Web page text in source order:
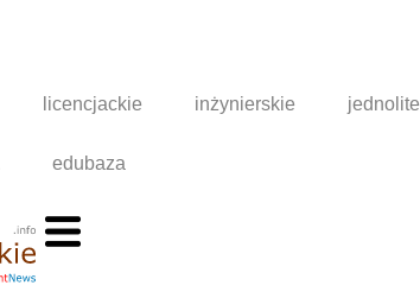
licencjackie inżynierskie jednolite
edubaza